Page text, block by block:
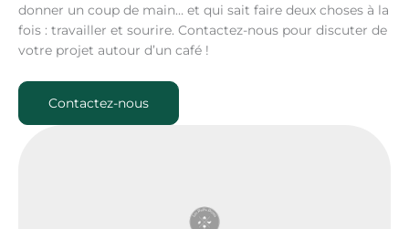
donner un coup de main… et qui sait faire deux choses à la
fois : travailler et sourire. Contactez-nous pour discuter de
votre projet autour d’un café !
Contactez-nous